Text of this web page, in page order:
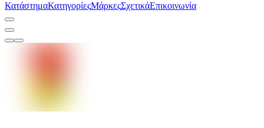
ΚατάστημαΚατηγορίεςΜάρκεςΣχετικάΕπικοινωνία